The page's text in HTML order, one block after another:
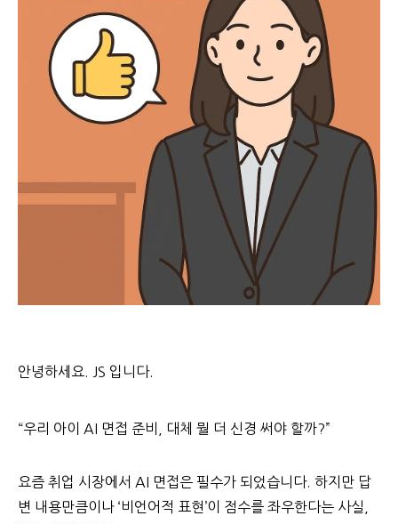
안녕하세요. JS 입니다.
“우리 아이 AI 면접 준비, 대체 뭘 더 신경 써야 할까?”
요즘 취업 시장에서 AI 면접은 필수가 되었습니다. 하지만 답
변 내용만큼이나 ‘비언어적 표현’이 점수를 좌우한다는 사실,